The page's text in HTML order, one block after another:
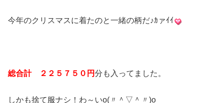
今年のクリスマスに着たのと一緒の柄だ♪ｶァｲｲ
総合計 ２２５７５０円分も入ってました。
しかも捨て服ナシ！わ～いo(〃＾▽＾〃)o